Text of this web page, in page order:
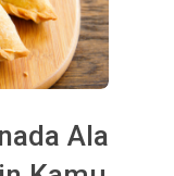
Ala